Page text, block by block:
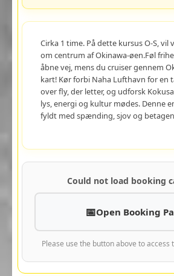
Cirka 1 time. På dette kursus O-S, vil
om centrum af Okinawa-øen.Føl
åbne vej, mens du cruiser gennem
kart! Kør forbi Naha Lufthavn for en
over fly, der letter, og udforsk
lys, energi og kultur mødes. Denne
fyldt med spænding, sjov og
Could not load booking
Open Booking
Please use the button above to access